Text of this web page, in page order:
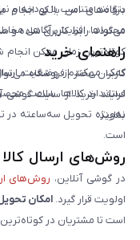
بتوانند متناسب با بودجه و
محتواها، افزایش آگاهی
درگاه‌های امن بانکی
می‌گردد. رابط کاربری ساده
کوتاه‌ترین زمان ممکن
کمک می‌کند از وضعیت
استاندارد کالاها، سلامت
به‌ویژه تحویل سه‌ساعته در
است.
راهنمای خرید
کاربران محترم فروشگاه
فرایند خرید از سایت گوشی
نمایند.
روش‌های ارسال کالا
در گوشی آنلاین، روش‌های
اولویت قرار گیرد. امکان تحویل 3
است تا مشتریان در